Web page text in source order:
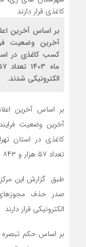
بر اساس آخرین
آخرین وضعیت
الکترونیکی شدند.
بر اساس آخرین
آخرین وضعیت
تعداد ۵۷ هزار و ۸۴۳ پروانه کسب کاغذی، الکترونیکی شدند.
طبق گزارش این
صدر حذف
الکترونیکی قرار دارند